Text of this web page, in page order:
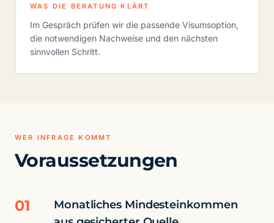
WAS DIE BERATUNG KLÄRT
Im Gespräch prüfen wir die passende Visumsoption,
die notwendigen Nachweise und den nächsten
sinnvollen Schritt.
WER INFRAGE KOMMT
Voraussetzungen
01
Monatliches Mindesteinkommen